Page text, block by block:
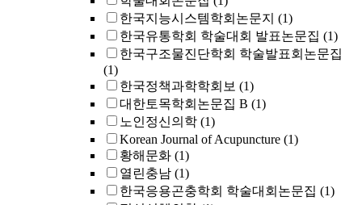
한국지능시스템학회논문지 (1)
한국유통학회 학술대회 발표논문집 (1)
한국구조물진단학회 학술발표회논문집
(1)
한국정책과학학회보 (1)
대한토목학회논문집 B (1)
노인정신의학 (1)
Korean Journal of Acupuncture (1)
황해문화 (1)
열린충남 (1)
한국응용곤충학회 학술대회논문집 (1)